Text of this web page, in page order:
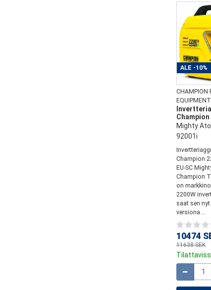
ALE -10%
CHAMPION
EQUIPMENT
Champion
Mighty
92001i
Champion
EU-SC
Champion
on
2200W
saat sen nyt
versiona....
10474
11638 SEK
Määrä